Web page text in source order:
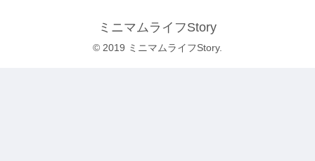
ミニマムライフStory
© 2019 ミニマムライフStory.